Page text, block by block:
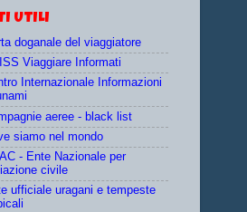
UTILI
doganale del viaggiatore
Viaggiare Informati
Internazionale Informazioni
aeree - black list
siamo nel mondo
- Ente Nazionale per
civile
ufficiale uragani e tempeste